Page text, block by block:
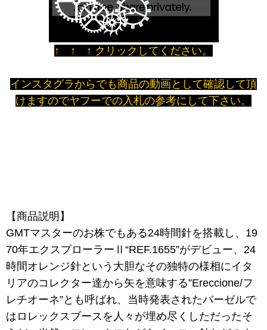
↑ ↑ ↑ クリックしてください。
インスタグラからでも商品の動画として確認して頂
けますのでヤフーでの入札の参考にして下さい。
【商品説明】
GMTマスターのお株でもある24時間針を搭載し、19
70年エクスプローラーⅡ“REF.1655”がデビュー、24
時間オレンジ針という大胆なその独特の様相にイタ
リアのコレクター達から矢を意味する”Ereccione/フ
レチオーネ”とも呼ばれ、当時発表されたバーゼルで
はロレックスブースを人々が埋め尽くしただったそ